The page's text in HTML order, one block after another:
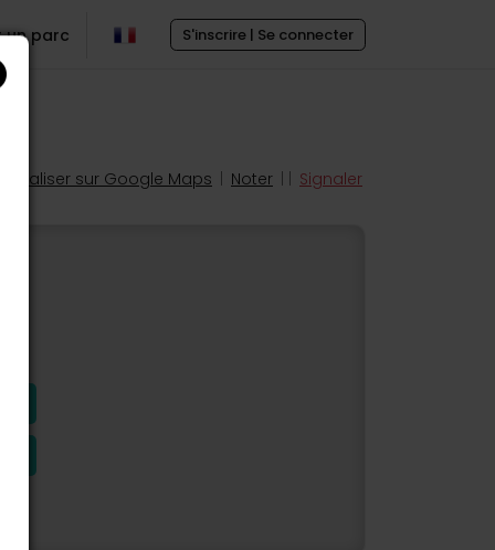
S'inscrire | Se connecter
un parc
Localiser sur Google Maps Noter Signaler